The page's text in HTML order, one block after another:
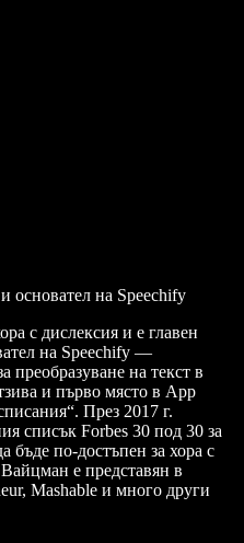
основател на Speechify
с дислексия и е главен
на Speechify —
преобразуване на текст в
и първо място в App
През 2017 г.
списък Forbes 30 под 30 за
бъде по-достъпен за хора с
е представян в
Mashable и много други